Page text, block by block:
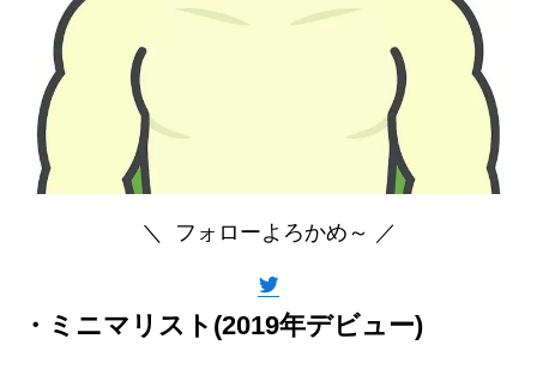
＼ フォローよろかめ～ ／
・ミニマリスト(2019年デビュー)